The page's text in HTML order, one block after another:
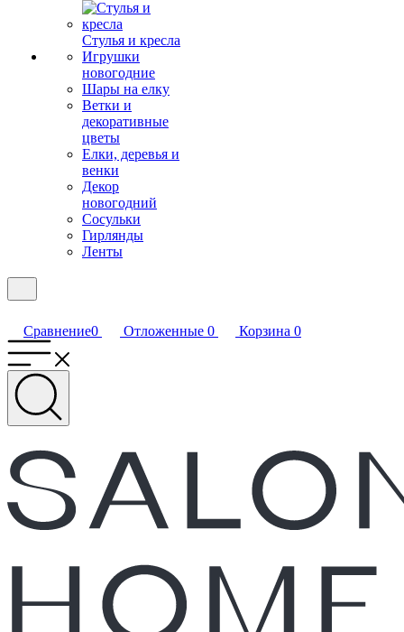
Стулья и кресла
Игрушки
новогодние
Шары на елку
Ветки и
декоративные
цветы
Елки, деревья и
венки
Декор
новогодний
Сосульки
Гирлянды
Ленты
Сравнение0 Отложенные 0 Корзина 0